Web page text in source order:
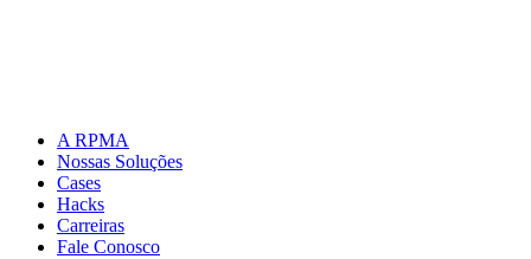
A RPMA
Nossas Soluções
Cases
Hacks
Carreiras
Fale Conosco